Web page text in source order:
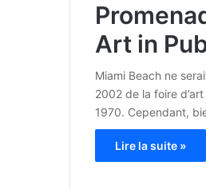
Art in
Miami Beach ne
2002 de la foire
1970. Cependant,
Lire la suite »